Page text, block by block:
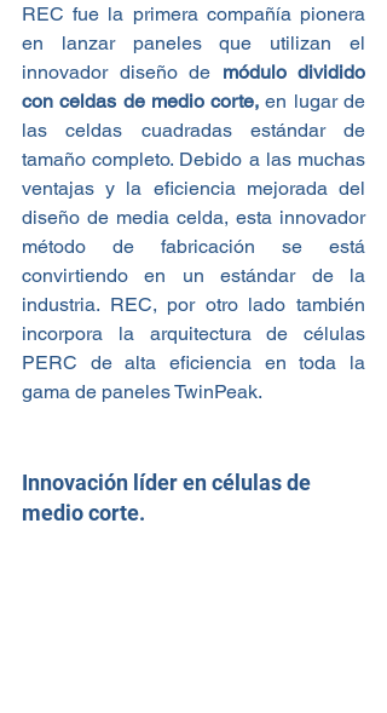
REC fue la primera compañía pionera
en lanzar paneles que utilizan el
innovador diseño de módulo dividido
con celdas de medio corte, en lugar de
las celdas cuadradas estándar de
tamaño completo. Debido a las muchas
ventajas y la eficiencia mejorada del
diseño de media celda, esta innovador
método de fabricación se está
convirtiendo en un estándar de la
industria. REC, por otro lado también
incorpora la arquitectura de células
PERC de alta eficiencia en toda la
gama de paneles TwinPeak.
Innovación líder en células de
medio corte.